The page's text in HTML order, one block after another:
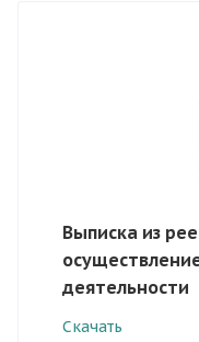
Выписка из
деятельности
Скачать